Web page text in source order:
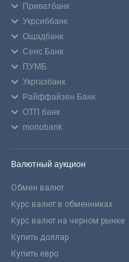
Приватбанк
Укрсиббанк
Ощадбанк
Сенс Банк
ПУМБ
Укргазбанк
Райффайзен Банк
ОТП банк
monobank
Валютный аукцион
Обмен валют
Курс валют в обменниках
Курс валют на черном рынке
Купить доллар
Купить евро